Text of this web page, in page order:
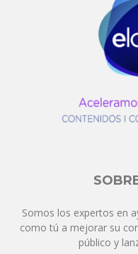
Somos los expertos en
como tú a mejorar su
público y